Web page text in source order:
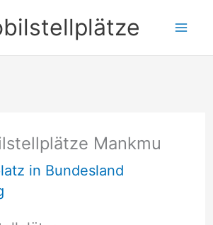
Mankmu
in Bundesland